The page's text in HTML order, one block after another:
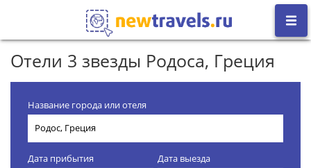
Отели 3 звезды Родоса, Греция
Название города или отеля
Дата прибытия Дата выезда